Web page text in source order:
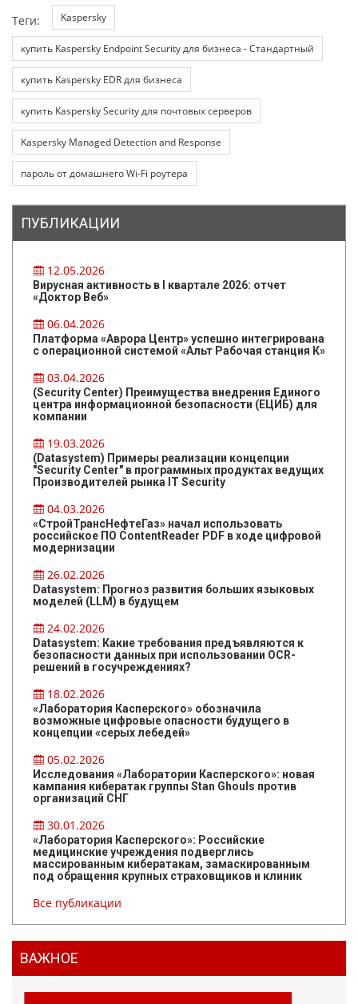
Теги: Kaspersky
купить Kaspersky Endpoint Security для бизнеса - Стандартный
купить Kaspersky EDR для бизнеса
купить Kaspersky Security для почтовых серверов
Kaspersky Managed Detection and Response
пароль от домашнего Wi-Fi роутера
ПУБЛИКАЦИИ
12.05.2026
Вирусная активность в I квартале 2026: отчет
«Доктор Веб»
06.04.2026
Платформа «Аврора Центр» успешно интегрирована
с операционной системой «Альт Рабочая станция К»
03.04.2026
(Security Center) Преимущества внедрения Единого
центра информационной безопасности (ЕЦИБ) для
компании
19.03.2026
(Datasystem) Примеры реализации концепции
"Security Center" в программных продуктах ведущих
Производителей рынка IT Security
04.03.2026
«СтройТрансНефтеГаз» начал использовать
российское ПО ContentReader PDF в ходе цифровой
модернизации
26.02.2026
Datasystem: Прогноз развития больших языковых
моделей (LLM) в будущем
24.02.2026
Datasystem: Какие требования предъявляются к
безопасности данных при использовании OCR-
решений в госучреждениях?
18.02.2026
«Лаборатория Касперского» обозначила
возможные цифровые опасности будущего в
концепции «серых лебедей»
05.02.2026
Исследования «Лаборатории Касперского»: новая
кампания кибератак группы Stan Ghouls против
организаций СНГ
30.01.2026
«Лаборатория Касперского»: Российские
медицинские учреждения подверглись
массированным кибератакам, замаскированным
под обращения крупных страховщиков и клиник
Все публикации
ВАЖНОЕ